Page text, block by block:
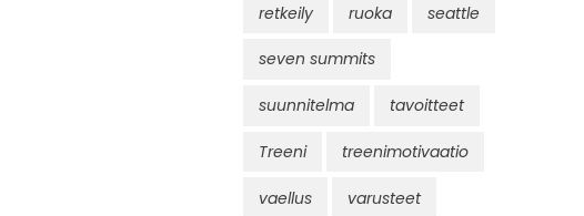
retkeily ruoka seattle
seven summits
suunnitelma tavoitteet
Treeni treenimotivaatio
vaellus varusteet